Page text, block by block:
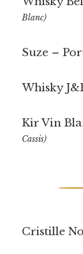
Blanc)
Suze –
Whisky
Kir Vin
Cassis)
Cristille